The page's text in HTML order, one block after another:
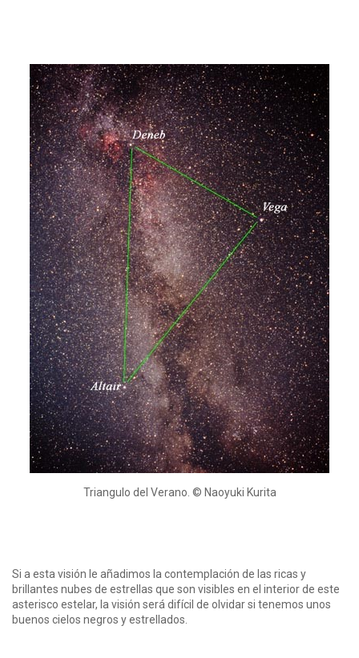
Triangulo del Verano. © Naoyuki Kurita
Si a esta visión le añadimos la contemplación de las ricas y
brillantes nubes de estrellas que son visibles en el interior de este
asterisco estelar, la visión será difícil de olvidar si tenemos unos
buenos cielos negros y estrellados.